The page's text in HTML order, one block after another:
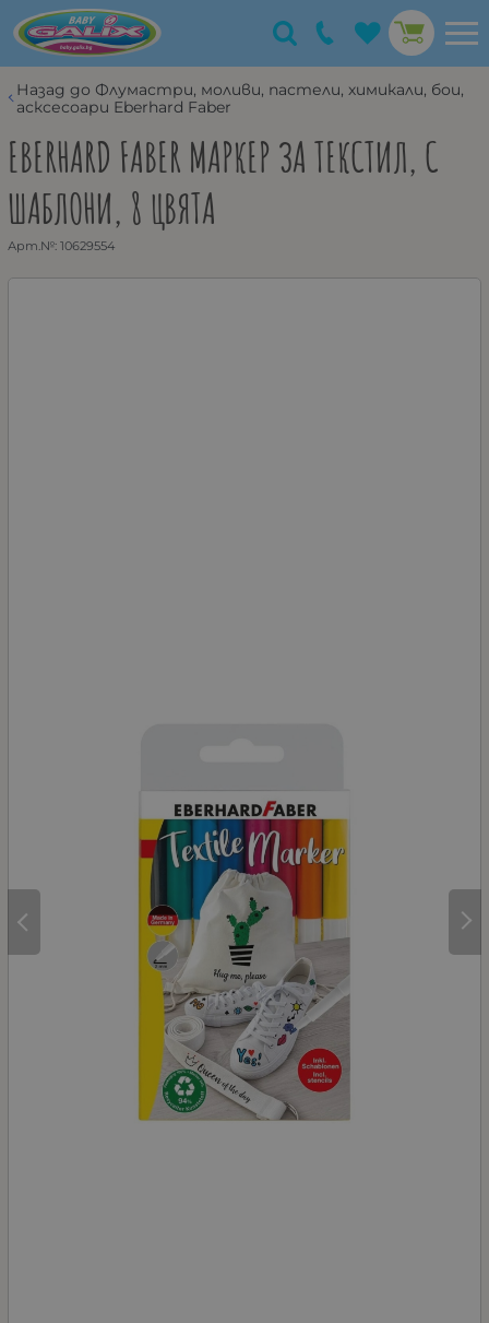
Назад до Флумастри, моливи, пастели, химикали, бои,
асксесоари Eberhard Faber
EBERHARD FABER МАРКЕР ЗА ТЕКСТИЛ, С
ШАБЛОНИ, 8 ЦВЯТА
Арт.№: 10629554